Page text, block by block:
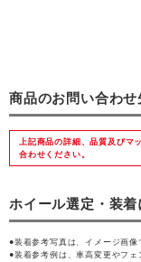
商品のお問い合わせ
上記商品の詳細、品質及びマ
合わせください。
ホイール選定・装
装着参考写真は、イメージ画像
装着参考例は、車高変更やフ